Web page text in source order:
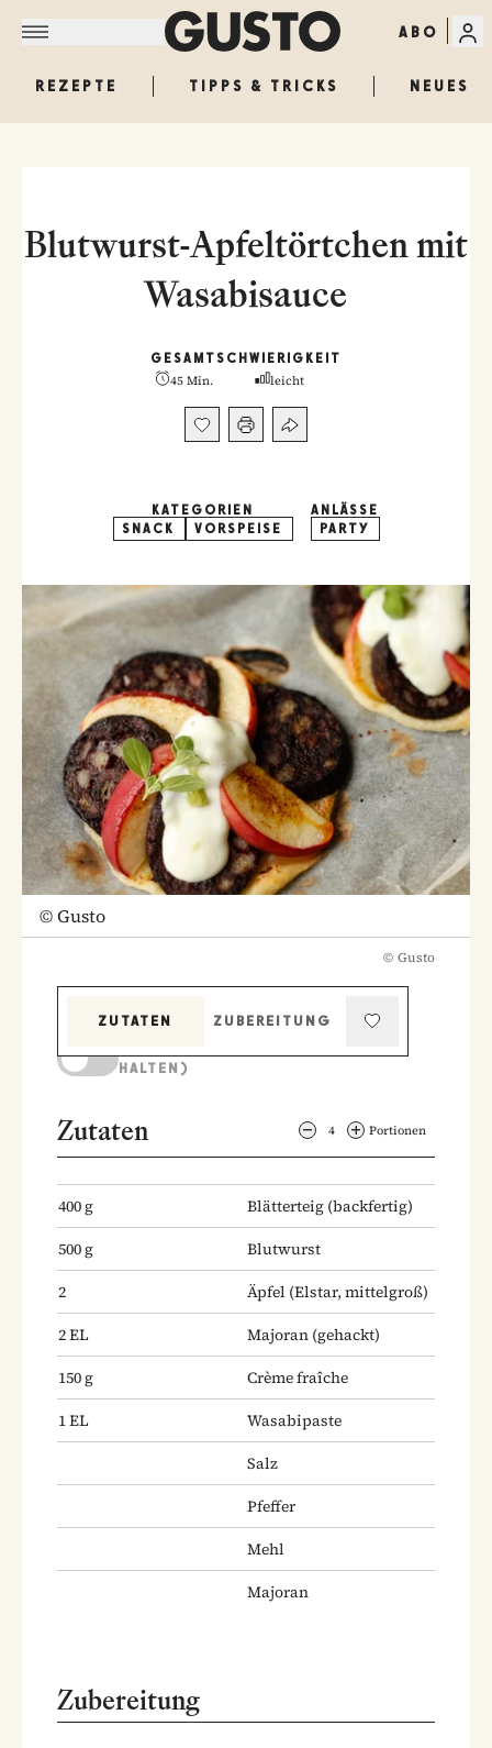
ABO
REZEPTE TIPPS & TRICKS NEUES
Blutwurst-Apfeltörtchen mit
Wasabisauce
GESAMT
45 Min.
SCHWIERIGKEIT
leicht
KATEGORIEN
SNACK
VORSPEISE
ANLÄSSE
PARTY
©Gusto
© Gusto
ZUTATEN
ZUBEREITUNG
HALTEN)
Zutaten 4 Portionen
400g Blätterteig (backfertig)
500g
Blutwurst
2
Äpfel (Elstar, mittelgroß)
2EL Majoran (gehackt)
150g
Crème fraîche
1EL
Wasabipaste
Salz
Pfeffer
Mehl
Majoran
Zubereitung